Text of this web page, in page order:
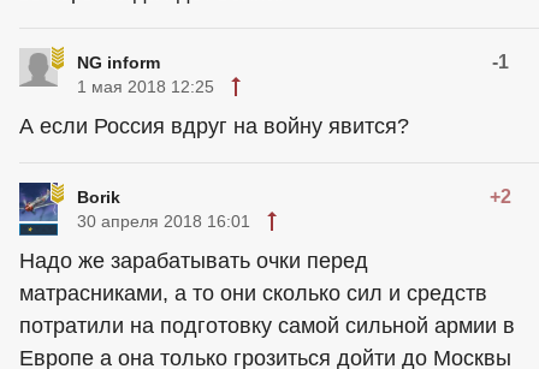
NG inform -1
1 мая 2018 12:25
А если Россия вдруг на войну явится?
Borik +2
30 апреля 2018 16:01
Надо же зарабатывать очки перед
матрасниками, а то они сколько сил и средств
потратили на подготовку самой сильной армии в
Европе а она только грозиться дойти до Москвы